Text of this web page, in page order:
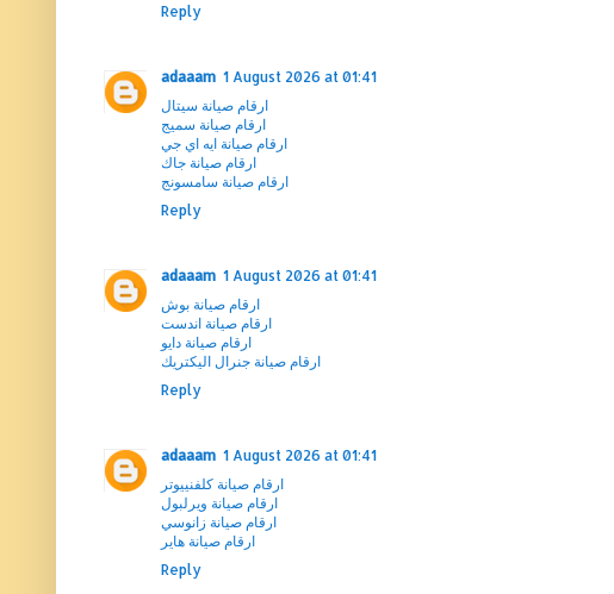
Reply
adaaam 1 August 2026 at 01:41
ارقام صيانة سيتال
ارقام صيانة سميج
ارقام صيانة ايه اي جي
ارقام صيانة جاك
ارقام صيانة سامسونج
Reply
adaaam 1 August 2026 at 01:41
ارقام صيانة بوش
ارقام صيانة اندست
ارقام صيانة دايو
ارقام صيانة جنرال اليكتريك
Reply
adaaam 1 August 2026 at 01:41
ارقام صيانة كلفنييوتر
ارقام صيانة ويرلبول
ارقام صيانة زانوسي
ارقام صيانة هاير
Reply